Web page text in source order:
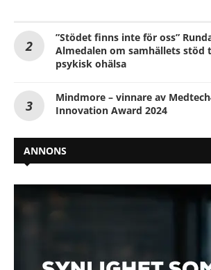
”Stödet finns inte för oss”
Almedalen om samhällets stöd
psykisk ohälsa
Mindmore – vinnare av
Innovation Award 2024
ANNONS